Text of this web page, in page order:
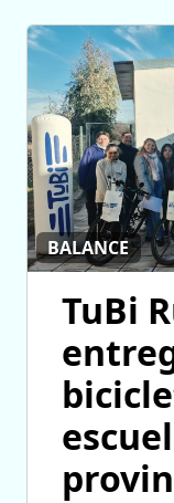
BALANCE
TuBi